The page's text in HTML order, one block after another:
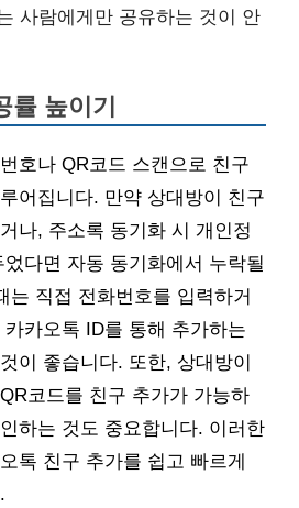
사람에게만 공유하는 것이 안
률 높이기
호나 QR코드 스캔으로 친구
어집니다. 만약 상대방이 친구
나, 주소록 동기화 시 개인정
다면 자동 동기화에서 누락될
는 직접 전화번호를 입력하거
카오톡 ID를 통해 추가하는
이 좋습니다. 또한, 상대방이
코드를 친구 추가가 가능하
하는 것도 중요합니다. 이러한
톡 친구 추가를 쉽고 빠르게